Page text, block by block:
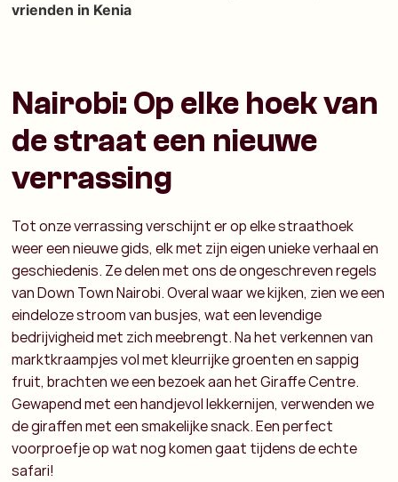
vrienden in Kenia
Nairobi: Op elke hoek van
de straat een nieuwe
verrassing
Tot onze verrassing verschijnt er op elke straathoek
weer een nieuwe gids, elk met zijn eigen unieke verhaal en
geschiedenis. Ze delen met ons de ongeschreven regels
van Down Town Nairobi. Overal waar we kijken, zien we een
eindeloze stroom van busjes, wat een levendige
bedrijvigheid met zich meebrengt. Na het verkennen van
marktkraampjes vol met kleurrijke groenten en sappig
fruit, brachten we een bezoek aan het Giraffe Centre.
Gewapend met een handjevol lekkernijen, verwenden we
de giraffen met een smakelijke snack. Een perfect
voorproefje op wat nog komen gaat tijdens de echte
safari!